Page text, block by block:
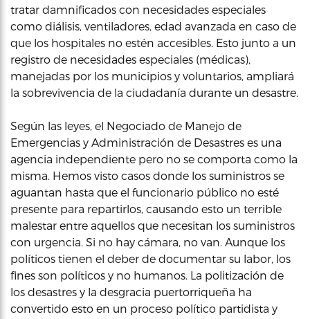
tratar damnificados con necesidades especiales
como diálisis, ventiladores, edad avanzada en caso de
que los hospitales no estén accesibles. Esto junto a un
registro de necesidades especiales (médicas),
manejadas por los municipios y voluntarios, ampliará
la sobrevivencia de la ciudadanía durante un desastre.
Según las leyes, el Negociado de Manejo de
Emergencias y Administración de Desastres es una
agencia independiente pero no se comporta como la
misma. Hemos visto casos donde los suministros se
aguantan hasta que el funcionario público no esté
presente para repartirlos, causando esto un terrible
malestar entre aquellos que necesitan los suministros
con urgencia. Si no hay cámara, no van. Aunque los
políticos tienen el deber de documentar su labor, los
fines son políticos y no humanos. La politización de
los desastres y la desgracia puertorriqueña ha
convertido esto en un proceso político partidista y